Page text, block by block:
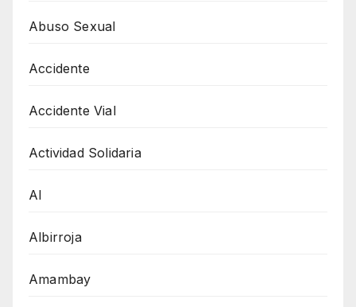
Abuso Sexual
Accidente
Accidente Vial
Actividad Solidaria
AI
Albirroja
Amambay